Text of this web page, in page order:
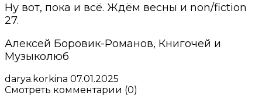
Ну вот, пока и всё. Ждём весны и non/fiction
27.
Алексей Боровик-Романов, Книгочей и
Музыколюб
darya.korkina 07.01.2025
Смотреть комментарии (0)